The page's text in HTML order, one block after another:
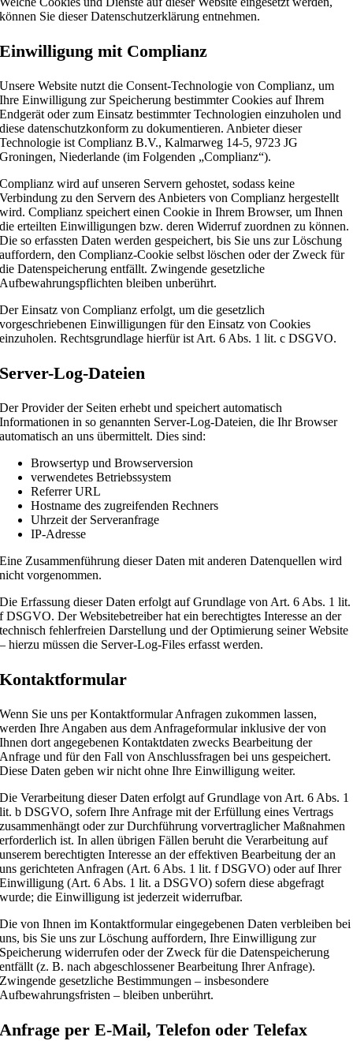
können Sie dieser Datenschutzerklärung entnehmen.
Einwilligung mit Complianz
Unsere Website nutzt die Consent-Technologie von Complianz, um
Ihre Einwilligung zur Speicherung bestimmter Cookies auf Ihrem
Endgerät oder zum Einsatz bestimmter Technologien einzuholen und
diese datenschutzkonform zu dokumentieren. Anbieter dieser
Technologie ist Complianz B.V., Kalmarweg 14-5, 9723 JG
Groningen, Niederlande (im Folgenden „Complianz“).
Complianz wird auf unseren Servern gehostet, sodass keine
Verbindung zu den Servern des Anbieters von Complianz hergestellt
wird. Complianz speichert einen Cookie in Ihrem Browser, um Ihnen
die erteilten Einwilligungen bzw. deren Widerruf zuordnen zu können.
Die so erfassten Daten werden gespeichert, bis Sie uns zur Löschung
auffordern, den Complianz-Cookie selbst löschen oder der Zweck für
die Datenspeicherung entfällt. Zwingende gesetzliche
Aufbewahrungspflichten bleiben unberührt.
Der Einsatz von Complianz erfolgt, um die gesetzlich
vorgeschriebenen Einwilligungen für den Einsatz von Cookies
einzuholen. Rechtsgrundlage hierfür ist Art. 6 Abs. 1 lit. c DSGVO.
Server-Log-Dateien
Der Provider der Seiten erhebt und speichert automatisch
Informationen in so genannten Server-Log-Dateien, die Ihr Browser
automatisch an uns übermittelt. Dies sind:
Browsertyp und Browserversion
verwendetes Betriebssystem
Referrer URL
Hostname des zugreifenden Rechners
Uhrzeit der Serveranfrage
IP-Adresse
Eine Zusammenführung dieser Daten mit anderen Datenquellen wird
nicht vorgenommen.
Die Erfassung dieser Daten erfolgt auf Grundlage von Art. 6 Abs. 1 lit.
f DSGVO. Der Websitebetreiber hat ein berechtigtes Interesse an der
technisch fehlerfreien Darstellung und der Optimierung seiner Website
– hierzu müssen die Server-Log-Files erfasst werden.
Kontaktformular
Wenn Sie uns per Kontaktformular Anfragen zukommen lassen,
werden Ihre Angaben aus dem Anfrageformular inklusive der von
Ihnen dort angegebenen Kontaktdaten zwecks Bearbeitung der
Anfrage und für den Fall von Anschlussfragen bei uns gespeichert.
Diese Daten geben wir nicht ohne Ihre Einwilligung weiter.
Die Verarbeitung dieser Daten erfolgt auf Grundlage von Art. 6 Abs. 1
lit. b DSGVO, sofern Ihre Anfrage mit der Erfüllung eines Vertrags
zusammenhängt oder zur Durchführung vorvertraglicher Maßnahmen
erforderlich ist. In allen übrigen Fällen beruht die Verarbeitung auf
unserem berechtigten Interesse an der effektiven Bearbeitung der an
uns gerichteten Anfragen (Art. 6 Abs. 1 lit. f DSGVO) oder auf Ihrer
Einwilligung (Art. 6 Abs. 1 lit. a DSGVO) sofern diese abgefragt
wurde; die Einwilligung ist jederzeit widerrufbar.
Die von Ihnen im Kontaktformular eingegebenen Daten verbleiben bei
uns, bis Sie uns zur Löschung auffordern, Ihre Einwilligung zur
Speicherung widerrufen oder der Zweck für die Datenspeicherung
entfällt (z. B. nach abgeschlossener Bearbeitung Ihrer Anfrage).
Zwingende gesetzliche Bestimmungen – insbesondere
Aufbewahrungsfristen – bleiben unberührt.
Anfrage per E-Mail, Telefon oder Telefax